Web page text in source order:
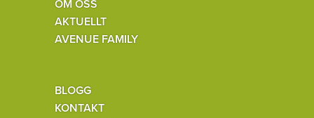
OM OSS
AKTUELLT
AVENUE FAMILY
BLOGG
KONTAKT